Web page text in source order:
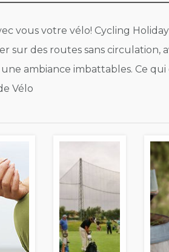
vous votre vélo! Cycling
sur des routes sans circulation,
ambiance imbattables. Ce qui
Vélo